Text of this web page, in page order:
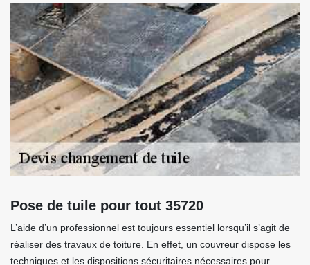
Pose de tuile pour tout 35720
L’aide d’un professionnel est toujours essentiel lorsqu’il s’agit de
réaliser des travaux de toiture. En effet, un couvreur dispose les
techniques et les dispositions sécuritaires nécessaires pour